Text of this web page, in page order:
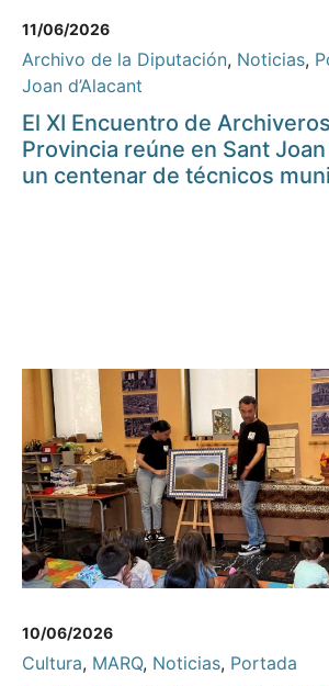
11/06/2026
Archivo de la Diputación, Noticias,
Joan d’Alacant
El XI Encuentro de
Provincia reúne en Sant Joan
un centenar de técnicos
10/06/2026
Cultura, MARQ, Noticias, Portada